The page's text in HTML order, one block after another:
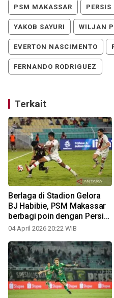
PSM MAKASSAR PERSIS
YAKOB SAYURI WILJAN
EVERTON NASCIMENTO
FERNANDO RODRIGUEZ
Terkait
Berlaga di Stadion Gelora
BJ Habibie, PSM Makassar
berbagi poin dengan Persis
Solo
04 April 2026 20:22 WIB